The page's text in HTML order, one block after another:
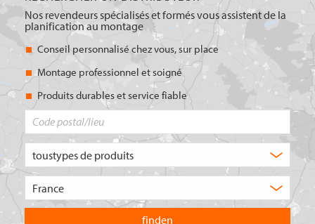
Nos revendeurs spécialisés et formés vous assistent de la
planification au montage
Conseil personnalisé chez vous, sur place
Montage professionnel et soigné
Produits durables et service fiable
de
recherchez-
vous
pays
dans